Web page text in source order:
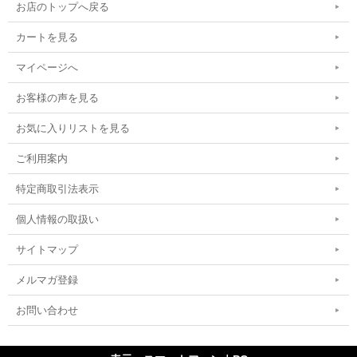
お店のトップへ戻る
カートを見る
マイページへ
お客様の声を見る
お気に入りリストを見る
ご利用案内
特定商取引法表示
個人情報の取扱い
サイトマップ
メルマガ登録
お問い合わせ